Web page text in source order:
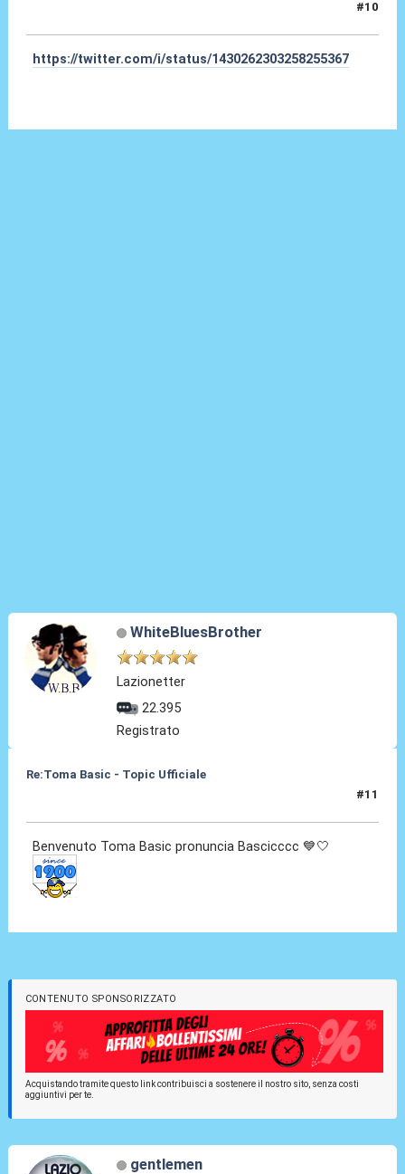
#10
https://twitter.com/i/status/1430262303258255367
WhiteBluesBrother
Lazionetter
22.395
Registrato
Re:Toma Basic - Topic Ufficiale
#11
Benvenuto Toma Basic pronuncia Bascicccc 💙🤍
CONTENUTO SPONSORIZZATO
Acquistando tramite questo link contribuisci a sostenere il nostro sito, senza costi
aggiuntivi per te.
gentlemen